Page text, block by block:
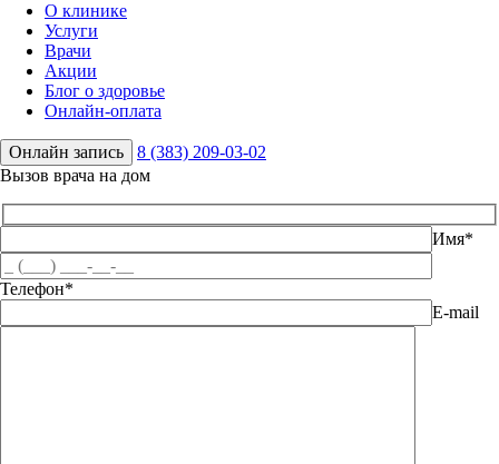
О клинике
Услуги
Врачи
Акции
Блог о здоровье
Онлайн-оплата
Онлайн запись
8 (383) 209-03-02
Вызов врача на дом
Имя*
Телефон*
E-mail